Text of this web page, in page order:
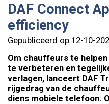
DAF Connect
efficiency
Gepubliceerd op 12-10-
Om chauffeurs te
te verbeteren en
verlagen, lanceert DAF
rijgedrag van de
diens mobiele telefoon.